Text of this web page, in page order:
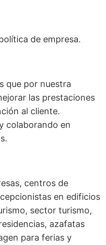
de empresa.
que por nuestra
las prestaciones
al cliente.
colaborando en
centros de
en edificios
sector turismo,
azafatas
para ferias y